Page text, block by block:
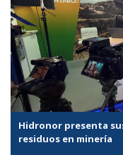
Hidronor presenta
residuos en minería